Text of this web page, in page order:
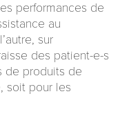
performances de
au
sur
des patient-e-s
de produits de
soit pour les